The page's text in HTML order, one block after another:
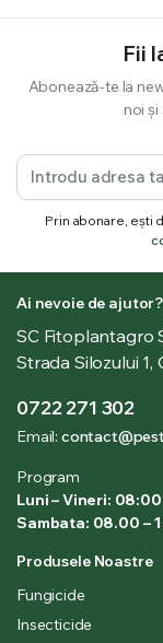
Fii
Abonează-te la
noi
Prin abonare, ești
Ai nevoie de ajutor?
SC Fitoplantagro
Strada Silozului 1,
0722 271 302
Email:
Program
Luni – Vineri:
Sambata: 08.00 –
Produsele Noastre
Fungicide
Insecticide